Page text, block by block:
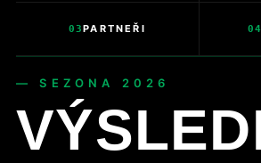
03PARTNEŘI
— SEZONA 2026